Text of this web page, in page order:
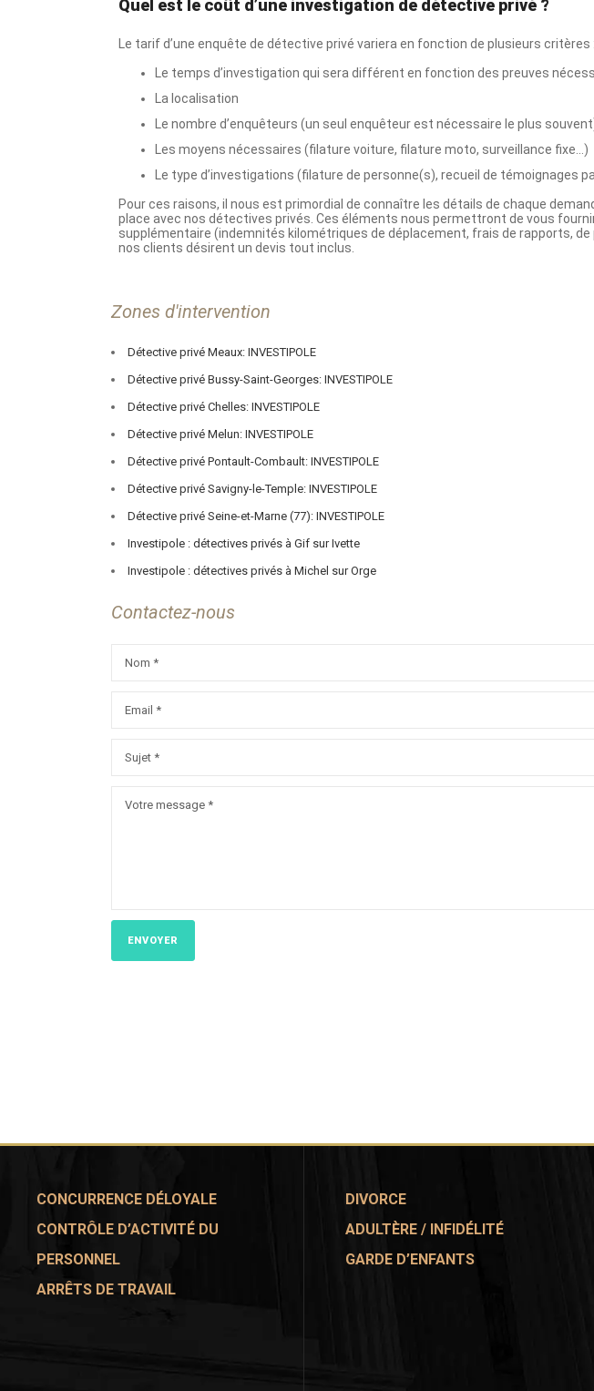
Zones d'intervention
Détective privé Meaux: INVESTIPOLE
Détective privé Bussy-Saint-Georges: INVESTIPOLE
Détective privé Chelles: INVESTIPOLE
Détective privé Melun: INVESTIPOLE
Détective privé Pontault-Combault: INVESTIPOLE
Détective privé Savigny-le-Temple: INVESTIPOLE
Détective privé Seine-et-Marne (77): INVESTIPOLE
Investipole : détectives privés à Gif sur Ivette
Investipole : détectives privés à Michel sur Orge
Contactez-nous
CONCURRENCE DÉLOYALE
CONTRÔLE D’ACTIVITÉ DU
PERSONNEL
ARRÊTS DE TRAVAIL
DIVORCE
ADULTÈRE / INFIDÉLITÉ
GARDE D’ENFANTS